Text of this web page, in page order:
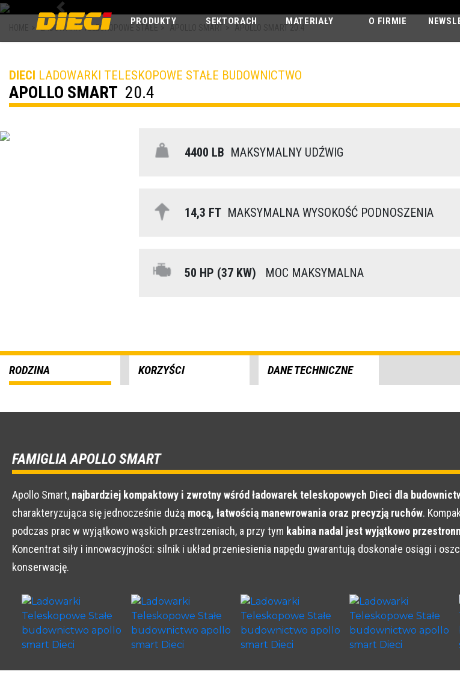
PRODUKTY SEKTORACH MATERIAŁY O FIRMIE
Previous
LADOWARKI TELESKOPOWE STAŁE
DIECI LADOWARKI TELESKOPOWE STAŁE BUDOWNICTWO
APOLLO SMART 20.4
4400 LB MAKSYMALNY UDŹWIG
14,3 FTMAKSYMALNA WYSOKOŚĆ PODNOSZENIA
50 HP (37 KW) MOC MAKSYMALNA
RODZINA KORZYŚCI DANE TECHNICZNE
FAMIGLIA APOLLO SMART
Apollo Smart, najbardziej kompaktowy i zwrotny wśród ładowarek teleskopowych Dieci dla
charakteryzująca się jednocześnie dużą mocą, łatwością manewrowania oraz precyzją ruchów.
podczas prac w wyjątkowo wąskich przestrzeniach, a przy tym kabina nadal jest wyjątkowo
Koncentrat siły i innowacyjności: silnik i układ przeniesienia napędu gwarantują doskonałe osiągi i
konserwację.